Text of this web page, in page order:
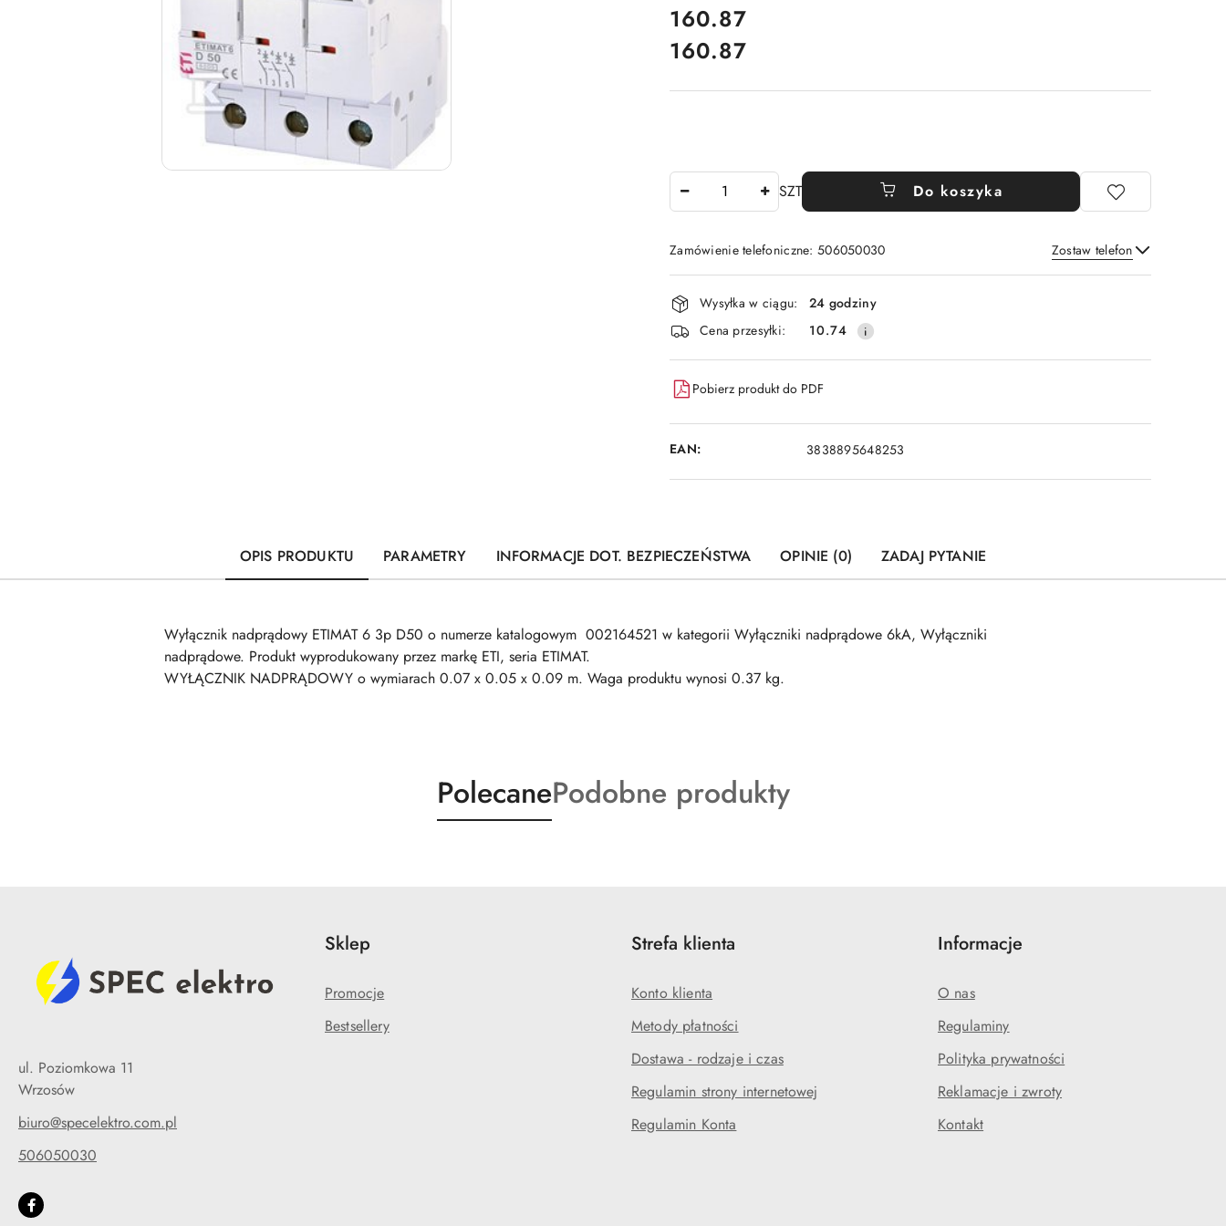
cena:
160.87
Cena:
160.87
SZT Do koszyka
Zamówienie telefoniczne: 506050030 Zostaw telefon
Wyślij
Dostępność
i
dostawa
Wysyłka w ciągu:
24 godziny
Cena przesyłki:
10.74
Pobierz produkt do PDF
EAN: 3838895648253
OPIS PRODUKTU PARAMETRY INFORMACJE DOT. BEZPIECZEŃSTWA OPINIE (0) ZADAJ PYTANIE
Wyłącznik nadprądowy ETIMAT 6 3p D50 o numerze katalogowym 002164521 w kategorii Wyłączniki nadprądowe 6kA, Wyłączniki
nadprądowe. Produkt wyprodukowany przez markę ETI, seria ETIMAT.
WYŁĄCZNIK NADPRĄDOWY o wymiarach 0.07 x 0.05 x 0.09 m. Waga produktu wynosi 0.37 kg.
Produkty
o
PolecaneProdukty
o
Podobne produkty
ul. Poziomkowa 11
Wrzosów
biuro@specelektro.com.pl
506050030
Sklep
Promocje
Bestsellery
Strefa klienta
Konto klienta
Metody płatności
Dostawa - rodzaje i czas
Regulamin strony internetowej
Regulamin Konta
Informacje
O nas
Regulaminy
Polityka prywatności
Reklamacje i zwroty
Kontakt